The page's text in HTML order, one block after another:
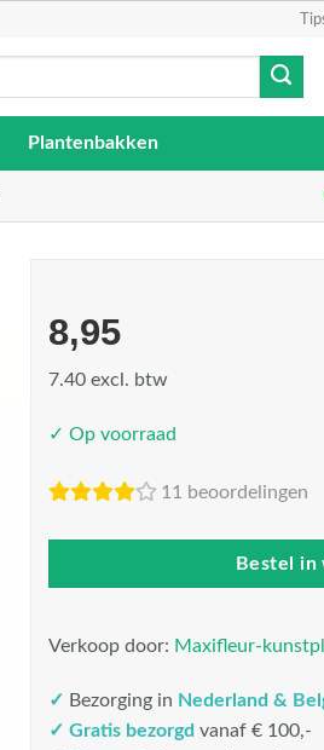
Plantenbakken
8,95
7.40 excl. btw
✓ Op voorraad
11 beoordelingen
Bestel in
Verkoop door: Maxifleur-
✓ Bezorging in Nederland &
✓ Gratis bezorgd vanaf € 100,-